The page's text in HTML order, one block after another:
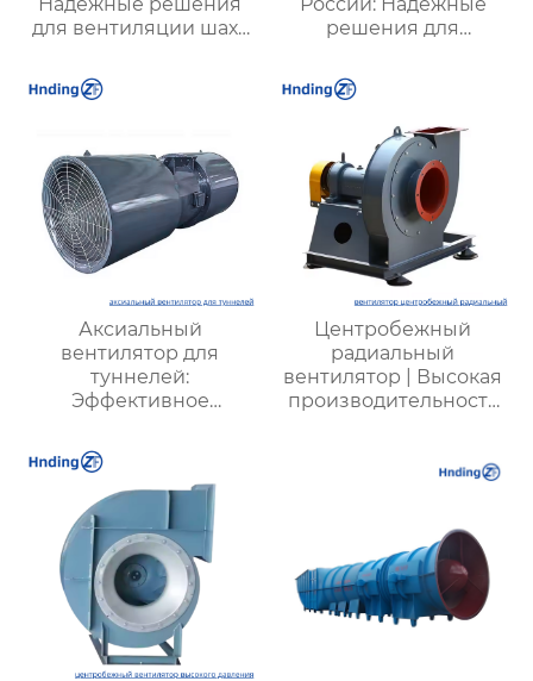
для вентиляции шахт
| Купить с доставкой
решения для
вентиляции и
безопасности
Аксиальный
вентилятор для
туннелей:
Эффективное
вентиляции
подземных объектов и
шахт
Центробежный
радиальный
вентилятор | Высокая
производительность
Энергоэффективные